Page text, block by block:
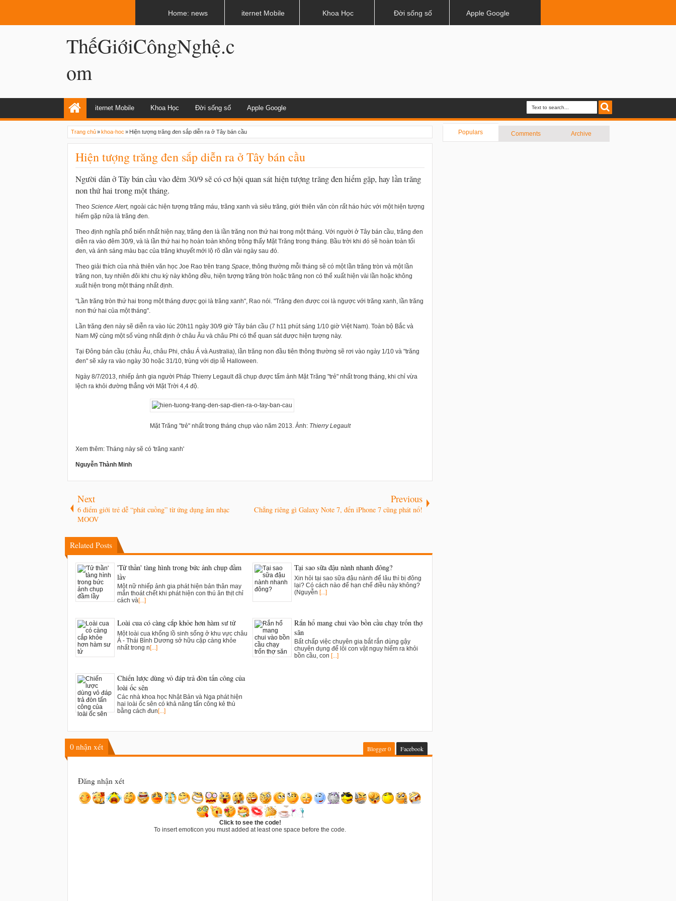
ThếGiớiCôngNghệ.c
om
iternet Mobile Khoa Học Đời sống số Apple Google
Populars Comments Archive
Trang chủ»khoa-hoc » Hiện tượng trăng đen sắp diễn ra ở Tây bán cầu
Hiện tượng trăng đen sắp diễn ra ở Tây bán cầu
Người dân ở Tây bán cầu vào đêm 30/9 sẽ có cơ hội quan sát hiện tượng trăng đen hiếm gặp, hay lần trăng
non thứ hai trong một tháng.
Theo Science Alert, ngoài các hiện tượng trăng máu, trăng xanh và siêu trăng, giới thiên văn còn rất háo hức với một hiện tượng
hiếm gặp nữa là trăng đen.
Theo định nghĩa phổ biến nhất hiện nay, trăng đen là lần trăng non thứ hai trong một tháng. Với người ở Tây bán cầu, trăng đen
diễn ra vào đêm 30/9, và là lần thứ hai họ hoàn toàn không trông thấy Mặt Trăng trong tháng. Bầu trời khi đó sẽ hoàn toàn tối
đen, và ánh sáng màu bạc của trăng khuyết mới lộ rõ dần vài ngày sau đó.
Theo giải thích của nhà thiên văn học Joe Rao trên trang Space, thông thường mỗi tháng sẽ có một lần trăng tròn và một lần
trăng non, tuy nhiên đôi khi chu kỳ này không đều, hiện tượng trăng tròn hoặc trăng non có thể xuất hiện vài lần hoặc không
xuất hiện trong một tháng nhất định.
"Lần trăng tròn thứ hai trong một tháng được gọi là trăng xanh", Rao nói. "Trăng đen được coi là ngược với trăng xanh, lần trăng
non thứ hai của một tháng".
Lần trăng đen này sẽ diễn ra vào lúc 20h11 ngày 30/9 giờ Tây bán cầu (7 h11 phút sáng 1/10 giờ Việt Nam). Toàn bộ Bắc và
Nam Mỹ cùng một số vùng nhất định ở châu Âu và châu Phi có thể quan sát được hiện tượng này.
Tại Đông bán cầu (châu Âu, châu Phi, châu Á và Australia), lần trăng non đầu tiên thông thường sẽ rơi vào ngày 1/10 và "trăng
đen" sẽ xảy ra vào ngày 30 hoặc 31/10, trùng với dịp lễ Halloween.
Ngày 8/7/2013, nhiếp ảnh gia người Pháp Thierry Legault đã chụp được tấm ảnh Mặt Trăng "trẻ" nhất trong tháng, khi chỉ vừa
lệch ra khỏi đường thẳng với Mặt Trời 4,4 độ.
Mặt Trăng "trẻ" nhất trong tháng chụp vào năm 2013. Ảnh: Thierry Legault
Xem thêm: Tháng này sẽ có 'trăng xanh'
Nguyễn Thành Minh
Next
6 điểm giới trẻ dễ “phát cuồng” từ ứng dụng âm nhạc
MOOV
Previous
Chẳng riêng gì Galaxy Note 7, đến iPhone 7 cũng phát nổ!
Related Posts
'Tử thần' tàng hình trong bức ảnh chụp đầm
lầy
Một nữ nhiếp ảnh gia phát hiện bản thân may
mắn thoát chết khi phát hiện con thú ăn thịt chỉ
cách và[...]
Tại sao sữa đậu nành nhanh đông?
Xin hỏi tại sao sữa đậu nành để lâu thì bị đông
lại? Có cách nào để hạn chế điều này không?
(Nguyễn [...]
Loài cua có càng cắp khỏe hơn hàm sư tử
Một loài cua khổng lồ sinh sống ở khu vực châu
Á - Thái Bình Dương sở hữu cặp càng khỏe
nhất trong n [...]
Rắn hổ mang chui vào bồn cầu chạy trốn thợ
săn
Bất chấp việc chuyên gia bắt rắn dùng gậy
chuyên dụng để lôi con vật nguy hiểm ra khỏi
bồn cầu, con [...]
Chiến lược dùng vỏ đáp trả đòn tấn công của
loài ốc sên
Các nhà khoa học Nhật Bản và Nga phát hiện
hai loài ốc sên có khả năng tấn công kẻ thù
bằng cách đun [...]
0 nhận xét Blogger0 Facebook
Đăng nhận xét
Click to see the code!
To insert emoticon you must added at least one space before the code.
Home: news iternet Mobile Khoa Học Đời sống số Apple Google